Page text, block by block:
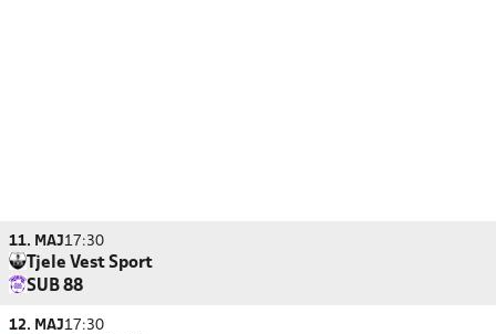
11. MAJ17:30
Tjele Vest Sport
SUB 88
12. MAJ17:30